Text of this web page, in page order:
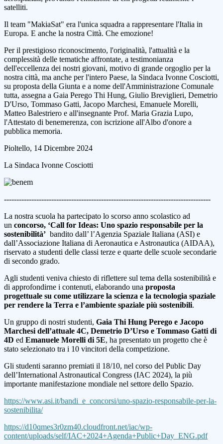
satelliti.
Il team "MakiaSat" era l'unica squadra a rappresentare l'Italia in
Europa. E anche la nostra Città. Che emozione!
Peril prestigioso riconoscimento, l'originalità, l'attualità e la
complessità delle tematiche affrontate, a testimonianza
dell'eccellenza dei nostri giovani, motivo di grande orgoglio perla
nostra città, ma anche perl'intero Paese, la Sindaca Ivonne Cosciotti,
su proposta della Giunta e a nome dell'Amministrazione Comunale
tutta, assegna a Gaia Perego Thi Hung, Giulio Breviglieri, Demetrio
D'Urso, Tommaso Gatti, Jacopo Marchesi, Emanuele Morelli,
Matteo Balestriero e all'insegnante Prof. Maria Grazia Lupo,
l'Attestato di benemerenza, con iscrizione all'Albo d'onore a
pubblica memoria.
Pioltello, 14 Dicembre 2024
La Sindaca Ivonne Cosciotti
-----------------------------------------------------------------------------------
La nostra scuola ha partecipato lo scorso anno scolastico ad
un concorso, ‘Call for Ideas: Uno spazio responsabile per la
sostenibilità’ bandito dall’ l’Agenzia Spaziale Italiana (ASI) e
dall’Associazione Italiana di Aeronautica e Astronautica (AIDAA),
riservato a studenti delle classi terze e quarte delle scuole secondarie
di secondo grado.
Agli studenti veniva chiesto di riflettere sul tema della sostenibilità e
di approfondirne i contenuti, elaborando una proposta
progettuale su come utilizzare la scienza e la tecnologia spaziale
per rendere la Terra e l’ambiente spaziale più sostenibili.
Un gruppo di nostri studenti, Gaia Thi Hung Perego e Jacopo
Marchesi dell’attuale 4C, Demetrio D’Urso e Tommaso Gatti di
4D ed Emanuele Morelli di 5E, ha presentato un progetto che è
stato selezionato tra i 10 vincitori della competizione.
Gli studenti saranno premiati il 18/10, nel corso del Public Day
dell’International Astronautical Congress (IAC 2024), la più
importante manifestazione mondiale nel settore dello Spazio.
https://www.asi.it/bandi_e_concorsi/uno-spazio-responsabile-per-la-
sostenibilita/
https://d10qmes3r0zm40.cloudfront.net/iac/wp-
content/uploads/self/IAC+2024+Agenda+Public+Day_ENG.pdf